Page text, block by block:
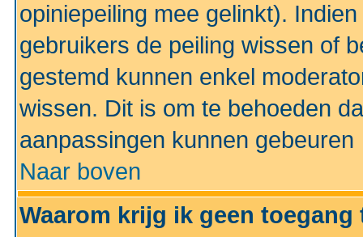
opiniepeiling mee gelinkt).
gebruikers de peiling wissen of
gestemd kunnen enkel
wissen. Dit is om te behoeden
aanpassingen kunnen gebeuren
Naar boven
Waarom krijg ik geen